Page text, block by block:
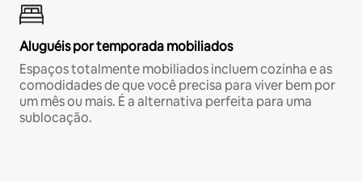
Aluguéis por temporada mobiliados
Espaços totalmente mobiliados incluem cozinha e as
comodidades de que você precisa para viver bem por
um mês ou mais. É a alternativa perfeita para uma
sublocação.